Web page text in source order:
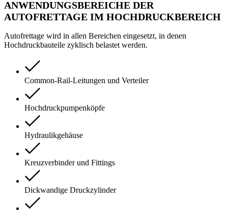
ANWENDUNGSBEREICHE DER
AUTOFRETTAGE IM HOCHDRUCKBEREICH
Autofrettage wird in allen Bereichen eingesetzt, in denen
Hochdruckbauteile zyklisch belastet werden.
Common-Rail-Leitungen und Verteiler
Hochdruckpumpenköpfe
Hydraulikgehäuse
Kreuzverbinder und Fittings
Dickwandige Druckzylinder